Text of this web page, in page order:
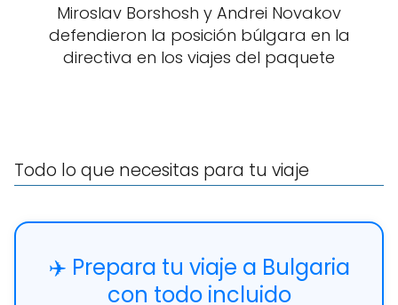
Miroslav Borshosh y Andrei Novakov
defendieron la posición búlgara en la
directiva en los viajes del paquete
Todo lo que necesitas para tu viaje
✈️ Prepara tu viaje a Bulgaria
con todo incluido